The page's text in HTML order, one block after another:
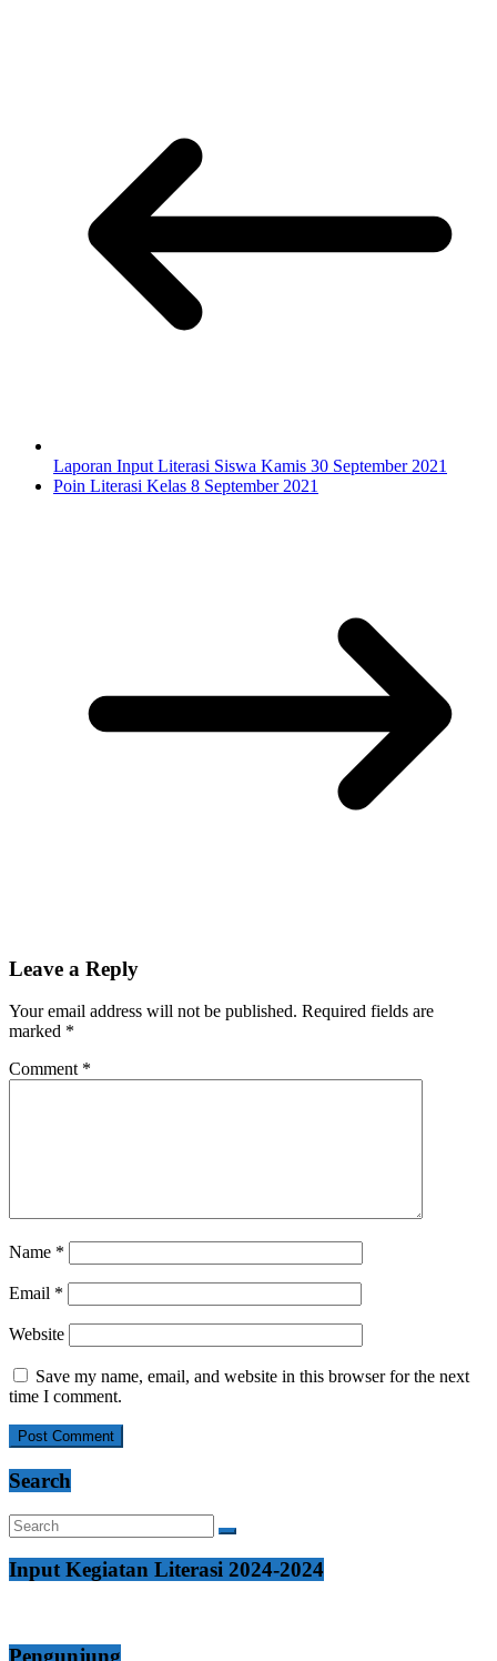
Laporan Input Literasi Siswa Kamis 30 September 2021
Poin Literasi Kelas 8 September 2021
Leave a Reply
Your email address will not be published. Required fields are
marked *
Comment *
Name *
Email *
Website
Save my name, email, and website in this browser for the next
time I comment.
Search
Input Kegiatan Literasi 2024-2024
Pengunjung